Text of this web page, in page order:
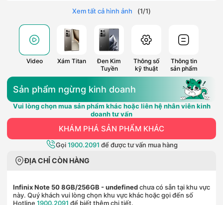
Xem tất cả hình ảnh (1/1)
Video Xám Titan
Đen Kim
Tuyền
Thông số
kỹ thuật
Thông tin
sản phẩm
Sản phẩm ngừng kinh doanh
Vui lòng chọn mua sản phẩm khác hoặc liên hệ nhân viên kinh
doanh tư vấn
KHÁM PHÁ SẢN PHẨM KHÁC
Gọi1900.2091 để được tư vấn mua hàng
ĐỊA CHỈ CÒN HÀNG
Infinix Note 50 8GB/256GB - undefinedchưa có sẵn tại khu vực
này. Quý khách vui lòng chọn khu vực khác hoặc gọi đến số
Hotline 1900.2091 để biết thêm chi tiết.